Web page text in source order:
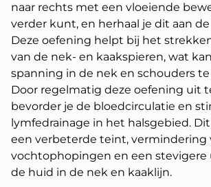
naar rechts met een vloeiende
verder kunt, en herhaal je dit aan
Deze oefening helpt bij het
van de nek- en kaakspieren, wat
spanning in de nek en schouders
Door regelmatig deze oefening uit
bevorder je de bloedcirculatie en
lymfedrainage in het halsgebied.
een verbeterde teint, vermindering
vochtophopingen en een stevigere
de huid in de nek en kaaklijn.